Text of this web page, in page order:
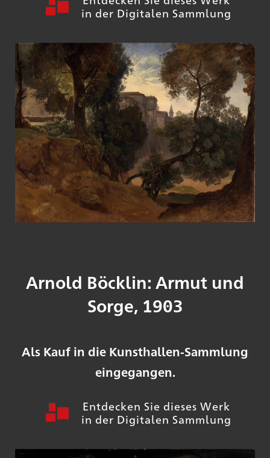
in der Digitalen Sammlung
Arnold Böcklin: Armut und
Sorge, 1903
Als Kauf in die Kunsthallen-Sammlung
eingegangen.
Entdecken Sie dieses Werk
in der Digitalen Sammlung